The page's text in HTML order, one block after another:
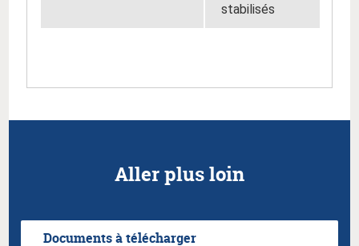
stabilisés
Aller plus loin
Documents à télécharger